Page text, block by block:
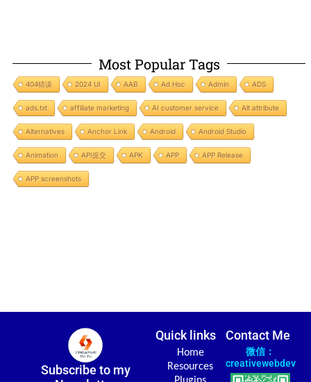
Most Popular Tags
404错误 2024 UI AAB Ad Hoc Admin ADS
ads.txt affiliate marketing AI customer service Alt attribute
Alternatives Anchor Link Android Android Studio
Animation API提交 APK APP APP Release
APP screenshots
Subscribe to my
Quick links
Home
Resources
Contact Me
微信：
creativewebdev